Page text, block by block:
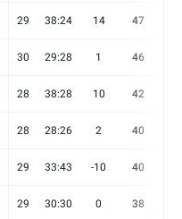
29 38:24 14 47
30 29:28 1 46
28 38:28 10 42
28 28:26 2 40
29 33:43 -10 40
29 30:30 0 38